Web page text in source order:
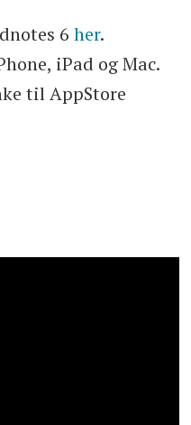
6 her.
iPad og Mac.
til AppStore